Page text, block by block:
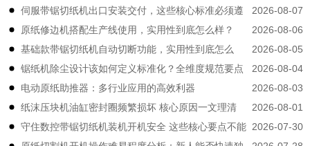
2026-08-07
伺服带锯切纸机出口安装交付，这些核心标准必须遵
守
2026-08-06
原纸修边机搭配生产线使用，实用性到底怎么样？
2026-08-05
基础款带锯切纸机自动切断功能，实用性到底怎么
样？
2026-08-04
锯纸机除尘设计该如何定义标准化？全维度规范要点
拆解
2026-08-03
电动原纸助推器：多行业应用的高效利器
2026-08-01
纸沫压块机油缸密封圈频繁损坏 核心原因一文理清
2026-07-30
守住数控带锯切纸机装机开机安全 这些核心要点不能